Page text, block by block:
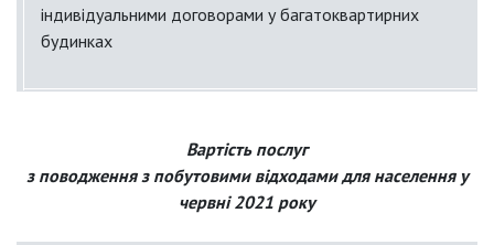
індивідуальними договорами у багатоквартирних
будинках
присадибною ділянкоюВартість послуг
з поводження з побутовими відходами для населення у
червні 2021 року